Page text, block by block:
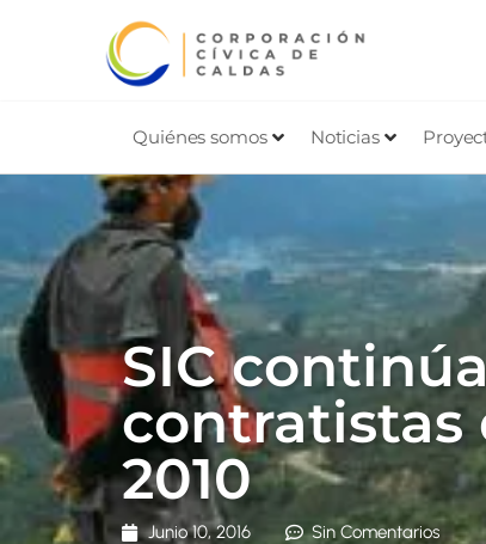
Quiénes somos Noticias
SIC
contratistas
2010
Junio 10, 2016 Sin Comentarios